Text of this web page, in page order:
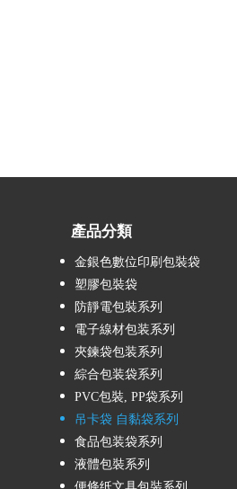
產品分類
金銀色數位印刷包裝袋
塑膠包裝袋
防靜電包裝系列
電子線材包装系列
夾鍊袋包装系列
綜合包装袋系列
PVC包裝, PP袋系列
吊卡袋 自黏袋系列
食品包装袋系列
液體包裝系列